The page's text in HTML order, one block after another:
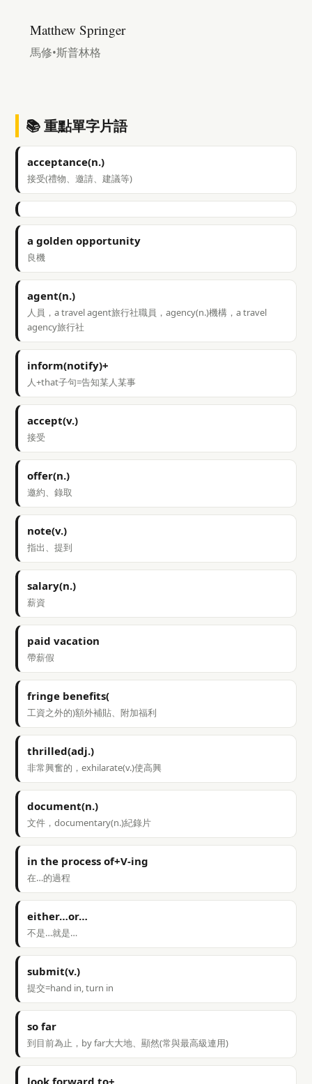
Matthew Springer
馬修•斯普林格
📚 重點單字片語
acceptance(n.)
接受(禮物、邀請、建議等)
a golden opportunity
良機
agent(n.)
人員，a travel agent旅行社職員，agency(n.)機構，a travel
agency旅行社
inform(notify)+
人+that子句=告知某人某事
accept(v.)
接受
offer(n.)
邀約、錄取
note(v.)
指出、提到
salary(n.)
薪資
paid vacation
帶薪假
fringe benefits(
工資之外的)額外補貼、附加福利
thrilled(adj.)
非常興奮的，exhilarate(v.)使高興
document(n.)
文件，documentary(n.)紀錄片
in the process of+V-ing
在…的過程
either…or…
不是…就是…
submit(v.)
提交=hand in, turn in
so far
到目前為止，by far大大地、顯然(常與最高級連用)
look forward to+